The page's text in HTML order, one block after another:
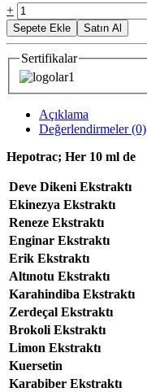
Hepotrac
adet
+
Sepete Ekle Satın Al
Sertifikalar
Açıklama
Değerlendirmeler (0)
Hepotrac; Her 10 ml de
Deve Dikeni Ekstraktı
Ekinezya Ekstraktı
Reneze Ekstraktı
Enginar Ekstraktı
Erik Ekstraktı
Altınotu Ekstraktı
Karahindiba Ekstraktı
Zerdeçal Ekstraktı
Brokoli Ekstraktı
Limon Ekstraktı
Kuersetin
Karabiber Ekstraktı